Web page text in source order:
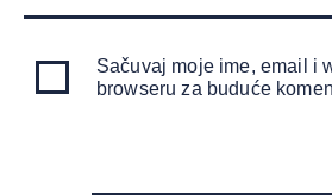
Sačuvaj moje ime, email i
browseru za buduće